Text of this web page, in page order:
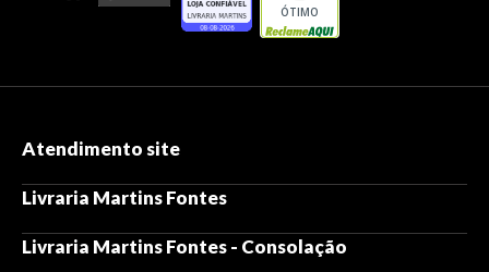
ÓTIMO
Atendimento site
Livraria Martins Fontes
Livraria Martins Fontes - Consolação